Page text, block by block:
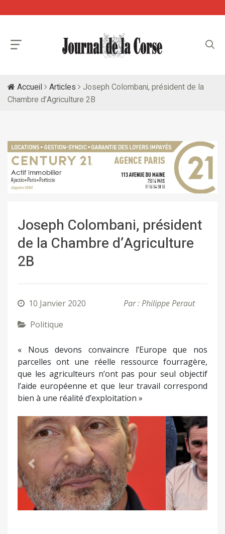
Accueil Articles
Joseph Colombani, président de la
Chambre d’Agriculture 2B
Joseph Colombani, président
de la Chambre d’Agriculture
2B
10 Janvier 2020
Par : Philippe Peraut
Politique
« Nous devons convaincre l’Europe que nos
parcelles ont une réelle ressource fourragère,
que les agriculteurs n’ont pas pour seul objectif
l’aide européenne et que leur travail correspond
bien à une réalité d’exploitation »
Précédent Suivant